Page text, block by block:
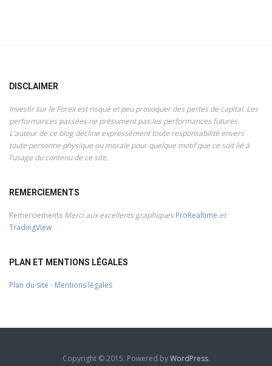
DISCLAIMER
Investir sur le Forex est risqué et peu provoquer des pertes de capital. Les
performances passées ne présument pas les performances futures.
L'auteur de ce blog décline expressément toute responsabilité envers
toute personne physique ou morale pour quelque motif que ce soit lié à
l’usage du contenu de ce site.
REMERCIEMENTS
Remerciements Merci aux excellents graphiques ProRealtime et
TradingView
PLAN ET MENTIONS LÉGALES
Plan du site - Mentions légales
Copyright © 2015. Powered byWordPress.